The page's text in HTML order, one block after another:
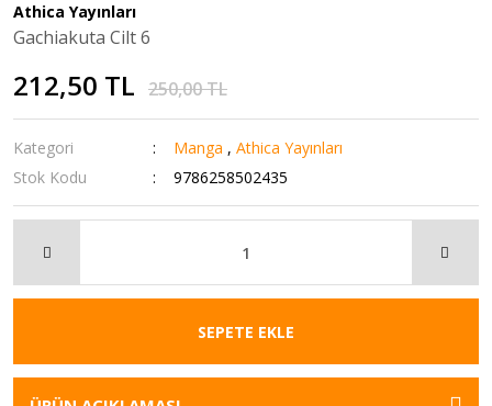
Athica Yayınları
Gachiakuta Cilt 6
212,50 TL 250,00 TL
Kategori Manga ,Athica Yayınları
Stok Kodu
9786258502435
SEPETE EKLE